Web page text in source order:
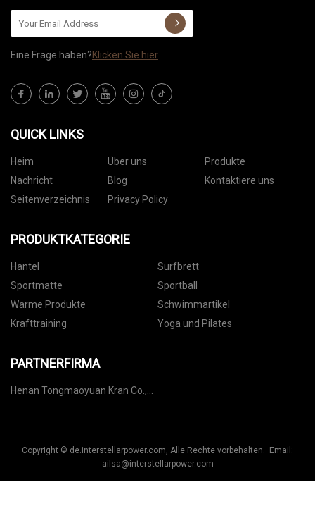
Eine Frage haben?Klicken Sie hier
QUICK LINKS
Heim Über uns
Produkte
Nachricht
Blog
Kontaktiere uns
Seitenverzeichnis
Privacy Policy
PRODUKTKATEGORIE
Hantel
Surfbrett
Sportmatte
Sportball
Warme Produkte
Schwimmartikel
Krafttraining
Yoga und Pilates
PARTNERFIRMA
Henan Tongmaoyuan Kran Co.,
Copyright © de.interstellarpower.com, Alle Rechte vorbehalten. Email:
ailsa@interstellarpower.com